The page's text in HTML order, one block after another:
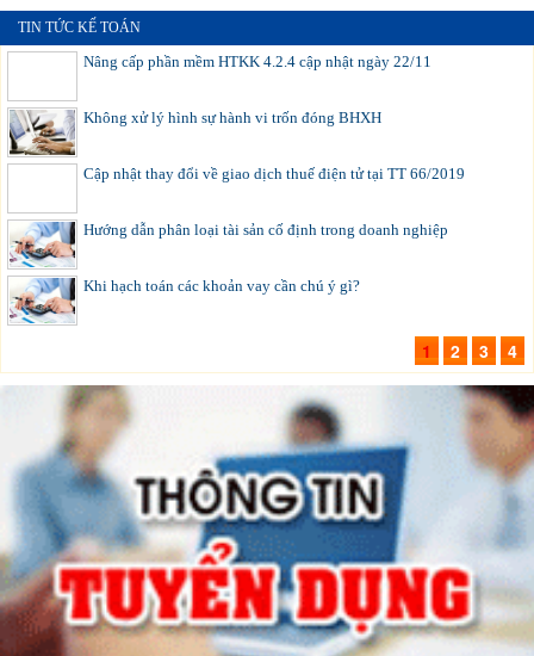
TIN TỨC KẾ TOÁN
Nâng cấp phần mềm HTKK 4.2.4 cập nhật ngày 22/11
Không xử lý hình sự hành vi trốn đóng BHXH
Cập nhật thay đổi về giao dịch thuế điện tử tại TT 66/2019
Hướng dẫn phân loại tài sản cố định trong doanh nghiệp
Khi hạch toán các khoản vay cần chú ý gì?
1 2 3 4